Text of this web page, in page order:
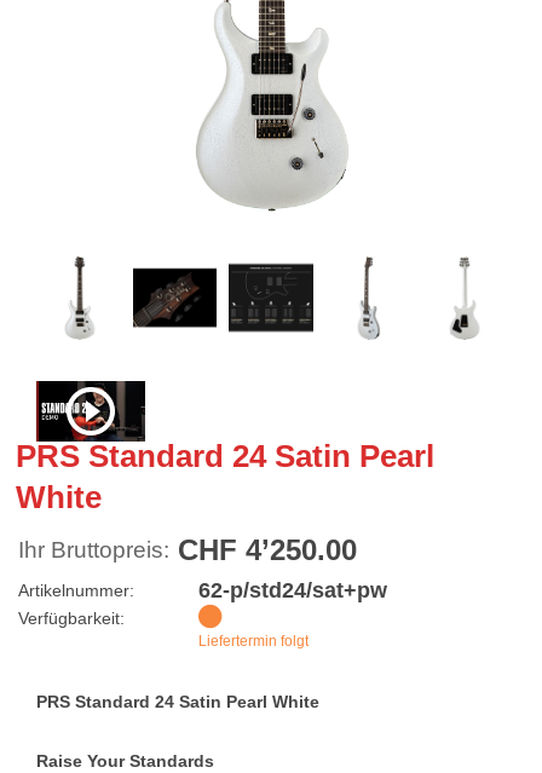
PRS Standard 24 Satin Pearl
White
Ihr Bruttopreis: CHF 4’250.00
Artikelnummer: 62-p/std24/sat+pw
Verfügbarkeit:
Liefertermin folgt
PRS Standard 24 Satin Pearl White
Raise Your Standards